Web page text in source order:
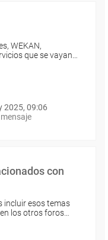
WEKAN,
que se vayan…
2025, 09:06
con
incluir esos temas
los otros foros…